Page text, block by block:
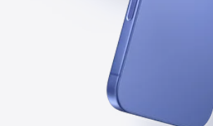
Теперь вы можете сделать
идеальное фото или видео за
рекордное время. Система
управления камерой
более удобный
способ быстрого доступа к
инструментам камеры.Просто